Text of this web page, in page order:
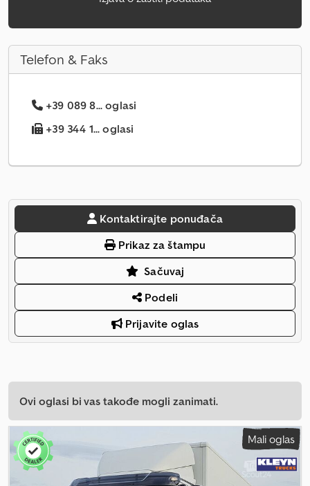
Telefon & Faks
+39 089 8... oglasi
+39 344 1... oglasi
Kontaktirajte ponuđača
Prikaz za štampu
Sačuvaj
Podeli
Prijavite oglas
Ovi oglasi bi vas takođe mogli zanimati.
Mali oglas